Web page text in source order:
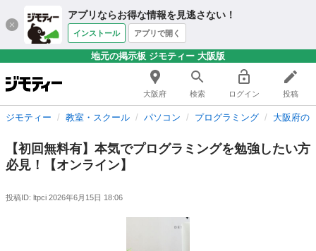
アプリならお得な情報を見逃さない！
インストール アプリで開く
地元の掲示板 ジモティー 大阪版
大阪府 検索 ログイン 投稿
ジモティー 教室・スクール パソコン プログラミング 大阪府の
【初回無料有】本気でプログラミングを勉強したい方
必見！【オンライン】
投稿ID: ltpci 2026年6月15日 18:06